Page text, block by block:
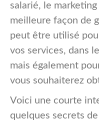
salarié, le
meilleure façon de
peut être utilisé
vos services, dans
mais également
vous souhaiterez
Voici une courte
quelques secrets